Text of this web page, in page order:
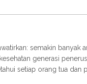
penurunan kadar
lainnya. Obesitas juga
semakin banyak
generasi
setiap orang tua dan